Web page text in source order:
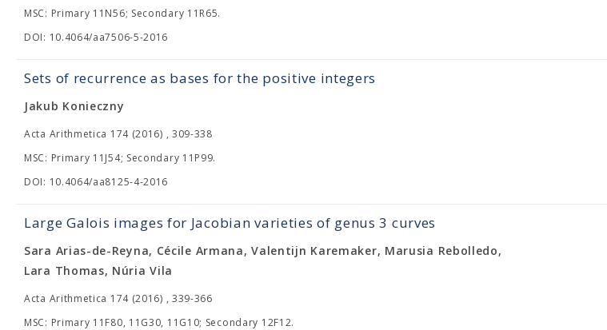
MSC: Primary 11N56; Secondary 11R65.
DOI: 10.4064/aa7506-5-2016
Sets of recurrence as bases for the positive integers
Jakub Konieczny
Acta Arithmetica 174 (2016) , 309-338
MSC: Primary 11J54; Secondary 11P99.
DOI: 10.4064/aa8125-4-2016
Large Galois images for Jacobian varieties of genus 3 curves
Sara Arias-de-Reyna, Cécile Armana, Valentijn Karemaker, Marusia Rebolledo,
Lara Thomas, Núria Vila
Acta Arithmetica 174 (2016) , 339-366
MSC: Primary 11F80, 11G30, 11G10; Secondary 12F12.